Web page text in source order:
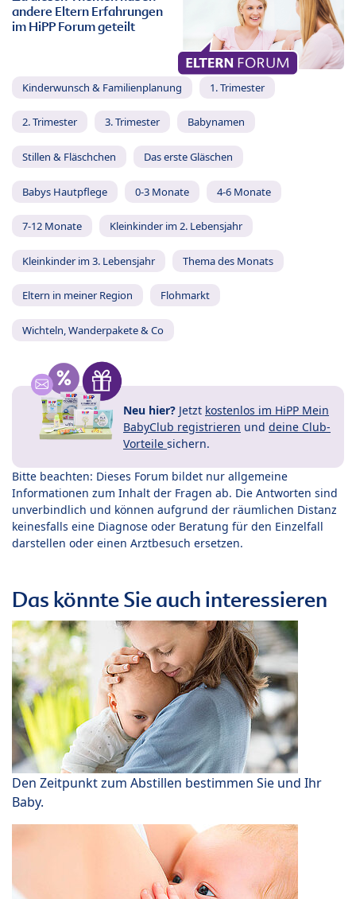
andere Eltern Erfahrungen
im HiPP Forum geteilt
Kinderwunsch & Familienplanung 1. Trimester
2. Trimester 3. Trimester Babynamen
Stillen & Fläschchen Das erste Gläschen
Babys Hautpflege 0-3 Monate 4-6 Monate
7-12 Monate Kleinkinder im 2. Lebensjahr
Kleinkinder im 3. Lebensjahr Thema des Monats
Eltern in meiner Region Flohmarkt
Wichteln, Wanderpakete & Co
Neu hier? Jetzt kostenlos im HiPP Mein
BabyClub registrieren und deine Club-
Vorteile sichern.
Bitte beachten: Dieses Forum bildet nur allgemeine
Informationen zum Inhalt der Fragen ab. Die Antworten sind
unverbindlich und können aufgrund der räumlichen Distanz
keinesfalls eine Diagnose oder Beratung für den Einzelfall
darstellen oder einen Arztbesuch ersetzen.
Das könnte Sie auch interessieren
Den Zeitpunkt zum Abstillen bestimmen Sie und Ihr
Baby.